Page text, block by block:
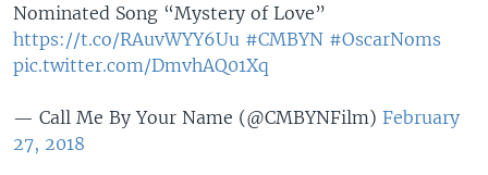
Nominated Song “Mystery of Love”
https://t.co/RAuvWYY6Uu #CMBYN #OscarNoms
pic.twitter.com/DmvhAQ01Xq
— Call Me By Your Name (@CMBYNFilm) February
27, 2018